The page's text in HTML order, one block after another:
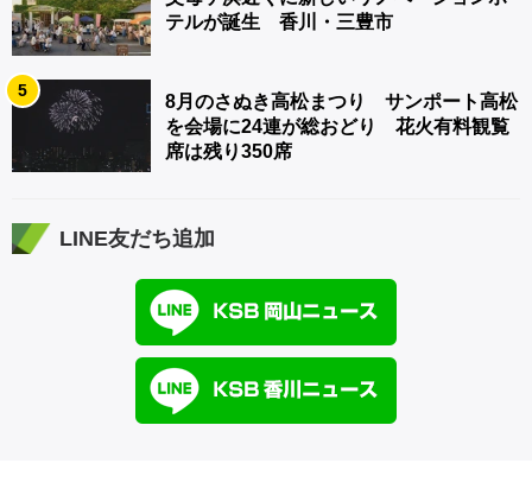
テルが誕生 香川・三豊市
5
8月のさぬき高松まつり サンポート高松
を会場に24連が総おどり 花火有料観覧
席は残り350席
LINE友だち追加